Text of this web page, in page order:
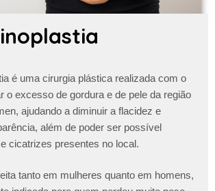
é uma cirurgia plástica realizada com o
o excesso de gordura e de pele da região
ajudando a diminuir a flacidez e
além de poder ser possível
cicatrizes presentes no local.
tanto em mulheres quanto em homens,